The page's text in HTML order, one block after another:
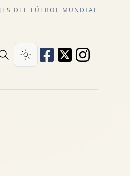
DEL FÚTBOL MUNDIAL